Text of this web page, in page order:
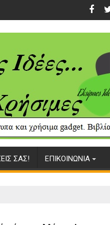
ΣΑΣ! ΕΠΙΚΟΙΝΩΝΙΑ